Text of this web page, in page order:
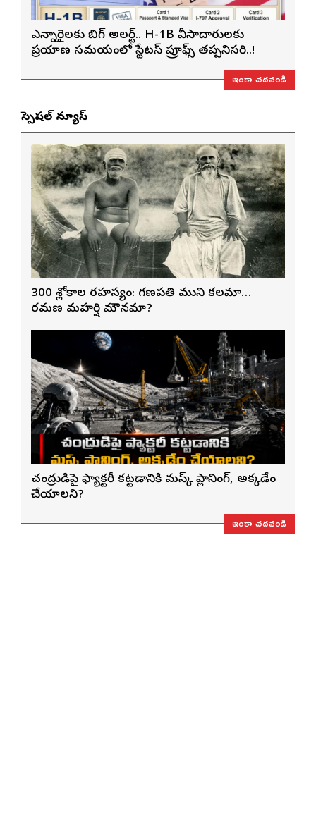
ఎన్నారైలకు బిగ్ అలర్ట్.. H-1B వీసాదారులకు
ప్రయాణ సమయంలో స్టేటస్ ప్రూఫ్స్ తప్పనిసరి..!
ఇంకా చదవండి
స్పెషల్ న్యూస్
300 శ్లోకాల రహస్యం: గణపతి ముని కలమా…
రమణ మహర్షి మౌనమా?
చంద్రుడిపై ఫ్యాక్టరీ కట్టడానికి మస్క్ ప్లానింగ్, అక్కడేం
చేయాలని?
ఇంకా చదవండి